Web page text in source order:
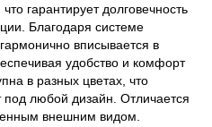
гарантирует долговечность
Благодаря системе
вписывается в
удобство и комфорт
в разных цветах, что
под любой дизайн. Отличается
внешним видом.